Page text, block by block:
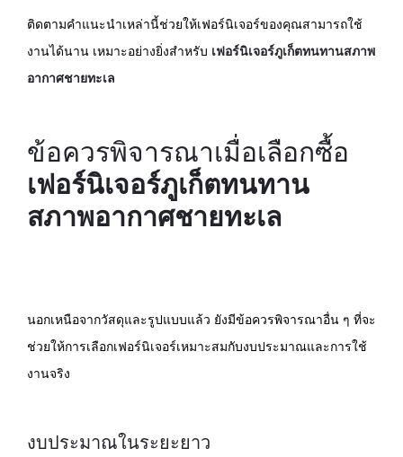
ติดตามคำแนะนำเหล่านี้ช่วยให้เฟอร์นิเจอร์ของคุณสามารถใช้
งานได้นาน เหมาะอย่างยิ่งสำหรับ เฟอร์นิเจอร์ภูเก็ตทนทานสภาพ
อากาศชายทะเล
ข้อควรพิจารณาเมื่อเลือกซื้อ
เฟอร์นิเจอร์ภูเก็ตทนทาน
สภาพอากาศชายทะเล
นอกเหนือจากวัสดุและรูปแบบแล้ว ยังมีข้อควรพิจารณาอื่น ๆ ที่จะ
ช่วยให้การเลือกเฟอร์นิเจอร์เหมาะสมกับงบประมาณและการใช้
งานจริง
งบประมาณในระยะยาว